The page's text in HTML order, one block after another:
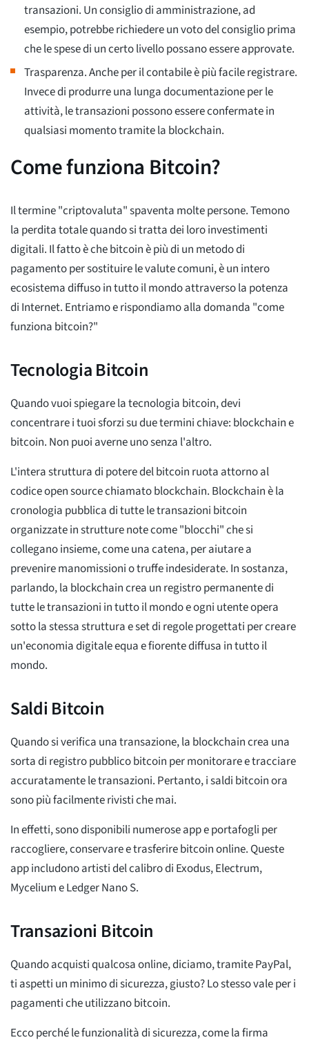
transazioni. Un consiglio di amministrazione, ad
esempio, potrebbe richiedere un voto del consiglio prima
che le spese di un certo livello possano essere approvate.
Trasparenza. Anche per il contabile è più facile registrare.
Invece di produrre una lunga documentazione per le
attività, le transazioni possono essere confermate in
qualsiasi momento tramite la blockchain.
Come funziona Bitcoin?
Il termine "criptovaluta" spaventa molte persone. Temono
la perdita totale quando si tratta dei loro investimenti
digitali. Il fatto è che bitcoin è più di un metodo di
pagamento per sostituire le valute comuni, è un intero
ecosistema diffuso in tutto il mondo attraverso la potenza
di Internet. Entriamo e rispondiamo alla domanda "come
funziona bitcoin?"
Tecnologia Bitcoin
Quando vuoi spiegare la tecnologia bitcoin, devi
concentrare i tuoi sforzi su due termini chiave: blockchain e
bitcoin. Non puoi averne uno senza l'altro.
L'intera struttura di potere del bitcoin ruota attorno al
codice open source chiamato blockchain. Blockchain è la
cronologia pubblica di tutte le transazioni bitcoin
organizzate in strutture note come "blocchi" che si
collegano insieme, come una catena, per aiutare a
prevenire manomissioni o truffe indesiderate. In sostanza,
parlando, la blockchain crea un registro permanente di
tutte le transazioni in tutto il mondo e ogni utente opera
sotto la stessa struttura e set di regole progettati per creare
un'economia digitale equa e fiorente diffusa in tutto il
mondo.
Saldi Bitcoin
Quando si verifica una transazione, la blockchain crea una
sorta di registro pubblico bitcoin per monitorare e tracciare
accuratamente le transazioni. Pertanto, i saldi bitcoin ora
sono più facilmente rivisti che mai.
In effetti, sono disponibili numerose app e portafogli per
raccogliere, conservare e trasferire bitcoin online. Queste
app includono artisti del calibro di Exodus, Electrum,
Mycelium e Ledger Nano S.
Transazioni Bitcoin
Quando acquisti qualcosa online, diciamo, tramite PayPal,
ti aspetti un minimo di sicurezza, giusto? Lo stesso vale per i
pagamenti che utilizzano bitcoin.
Ecco perché le funzionalità di sicurezza, come la firma